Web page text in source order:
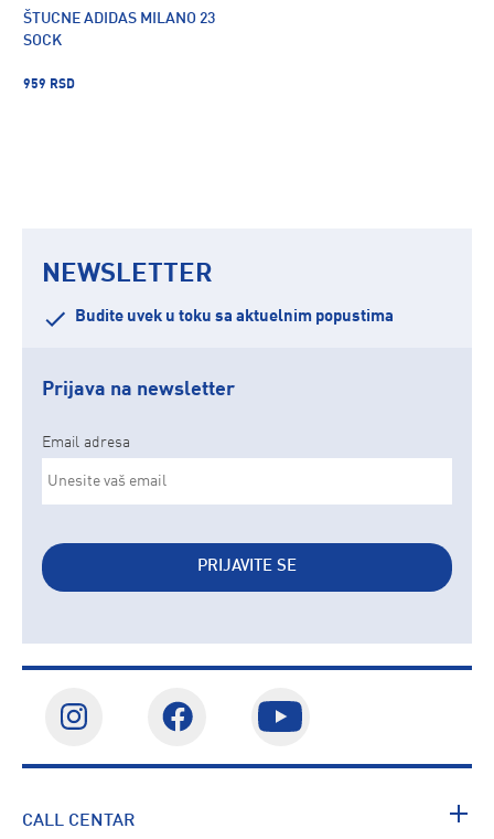
ŠTUCNE ADIDAS MILANO 23
SOCK
959 RSD
NEWSLETTER
Budite uvek u toku sa aktuelnim popustima
Prijava na newsletter
Email adresa
PRIJAVITE SE
CALL CENTAR